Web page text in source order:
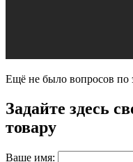
Ещё не было вопросов по
Задайте здесь
товару
Ваше имя: